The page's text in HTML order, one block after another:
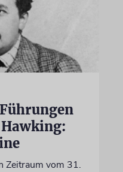
Zeitraum vom 31.